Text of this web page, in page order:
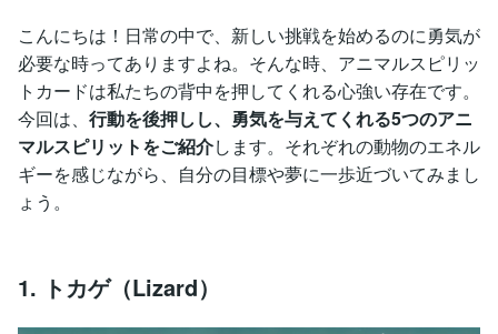
こんにちは！日常の中で、新しい挑戦を始めるのに勇気が
必要な時ってありますよね。そんな時、アニマルスピリッ
トカードは私たちの背中を押してくれる心強い存在です。
今回は、 行動を後押しし、勇気を与えてくれる5つのアニ
マルスピリットをご紹介します。それぞれの動物のエネル
ギーを感じながら、自分の目標や夢に一歩近づいてみまし
ょう。
1. トカゲ（Lizard）